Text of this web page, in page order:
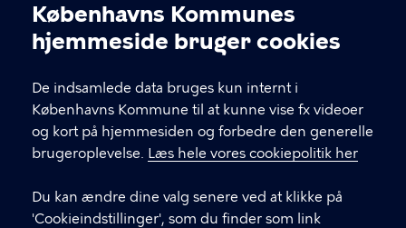
Cookieindstillinger
Københavns Kommunes
hjemmeside bruger cookies
De indsamlede data bruges kun internt i
Københavns Kommune til at kunne vise fx videoer
og kort på hjemmesiden og forbedre den generelle
brugeroplevelse. Læs hele vores cookiepolitik her
Du kan ændre dine valg senere ved at klikke på
'Cookieindstillinger', som du finder som link
Nikolaj Plads 10, 1067 København
nikolajkunsthal@kff.kk.dk
EAN: 5798009780331
LINKS
Kontakt